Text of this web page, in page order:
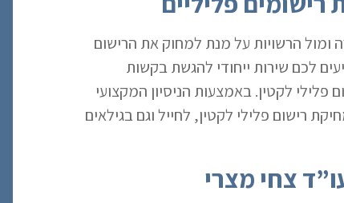
הרשויות על מנת למחוק את הרישום
לכם שירות ייחודי להגשת בקשות
פלילי לקטין. באמצעות הניסיון המקצועי
רישום פלילי לקטין, לחייל וגם בגילאים
צחי מצרי